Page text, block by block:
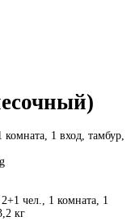
комната, 1 вход, тамбур,
чел., 1 комната, 1
кг